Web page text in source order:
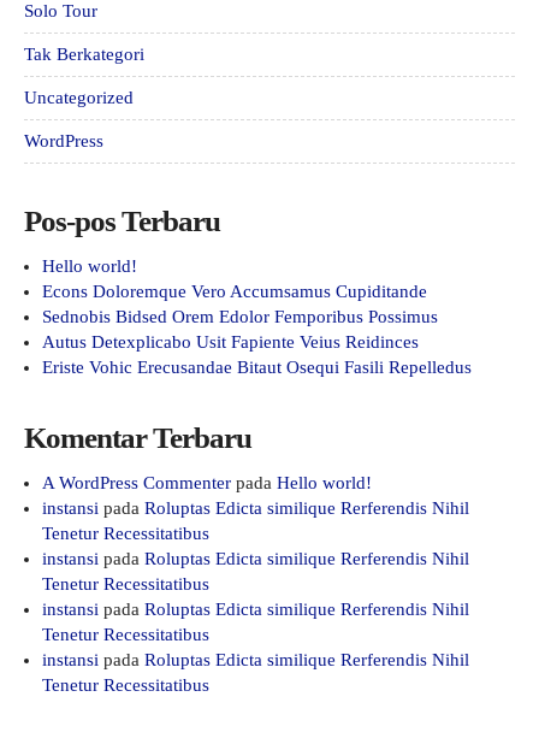
Solo Tour
Tak Berkategori
Uncategorized
WordPress
Pos-pos Terbaru
Hello world!
Econs Doloremque Vero Accumsamus Cupiditande
Sednobis Bidsed Orem Edolor Femporibus Possimus
Autus Detexplicabo Usit Fapiente Veius Reidinces
Eriste Vohic Erecusandae Bitaut Osequi Fasili Repelledus
Komentar Terbaru
A WordPress Commenter pada Hello world!
instansi pada Roluptas Edicta similique Rerferendis Nihil
Tenetur Recessitatibus
instansi pada Roluptas Edicta similique Rerferendis Nihil
Tenetur Recessitatibus
instansi pada Roluptas Edicta similique Rerferendis Nihil
Tenetur Recessitatibus
instansi pada Roluptas Edicta similique Rerferendis Nihil
Tenetur Recessitatibus